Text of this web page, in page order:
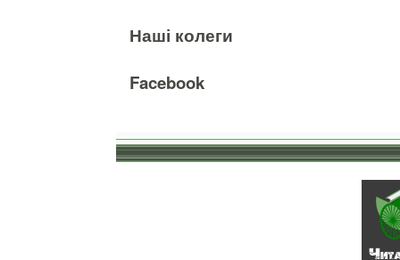
Наші колеги
Facebook